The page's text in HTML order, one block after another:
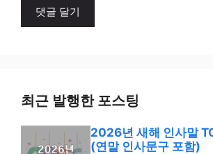
최근 발행한 포스팅
2026년 새해 인사말
(연말 인사문구 포함)